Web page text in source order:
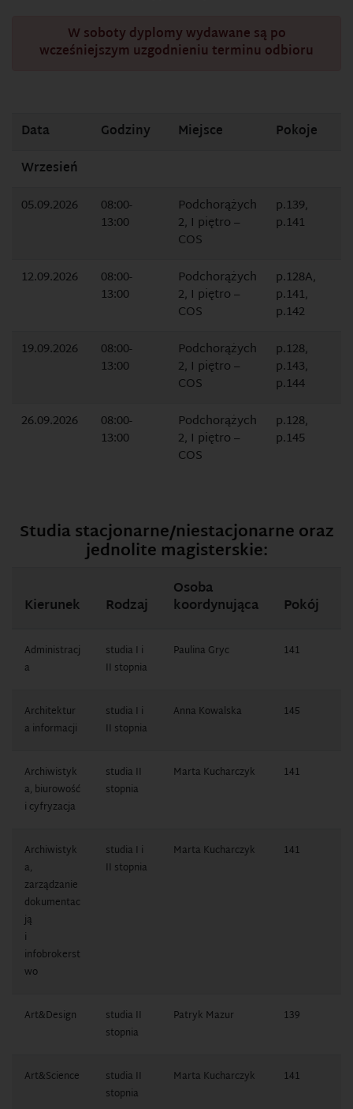
W soboty dyplomy wydawane są po
wcześniejszym uzgodnieniu terminu odbioru
Data Godziny Miejsce
Pokoje
Wrzesień
05.09.2026
08:00-
13:00
Podchorążych
2, I piętro –
COS
p.139,
p.141
12.09.2026
08:00-
13:00
Podchorążych
2, I piętro –
COS
p.128A,
p.141,
p.142
19.09.2026
08:00-
13:00
Podchorążych
2, I piętro –
COS
p.128,
p.143,
p.144
26.09.2026
08:00-
13:00
Podchorążych
2, I piętro –
COS
p.128,
p.145
Studia stacjonarne/niestacjonarne oraz
jednolite magisterskie:
Kierunek Rodzaj
Osoba
koordynująca Pokój
Administracj
a
studia I i
II stopnia
Paulina Gryc 141
Architektur
a informacji
studia I i
II stopnia
Anna Kowalska 145
Archiwistyk
a, biurowość
i cyfryzacja
studia II
stopnia
Marta Kucharczyk 141
Archiwistyk
a,
zarządzanie
dokumentac
ją
i
infobrokerst
wo
studia I i
II stopnia
Marta Kucharczyk 141
Art&Design
studia II
stopnia
Patryk Mazur 139
Art&Science
studia II
stopnia
Marta Kucharczyk 141